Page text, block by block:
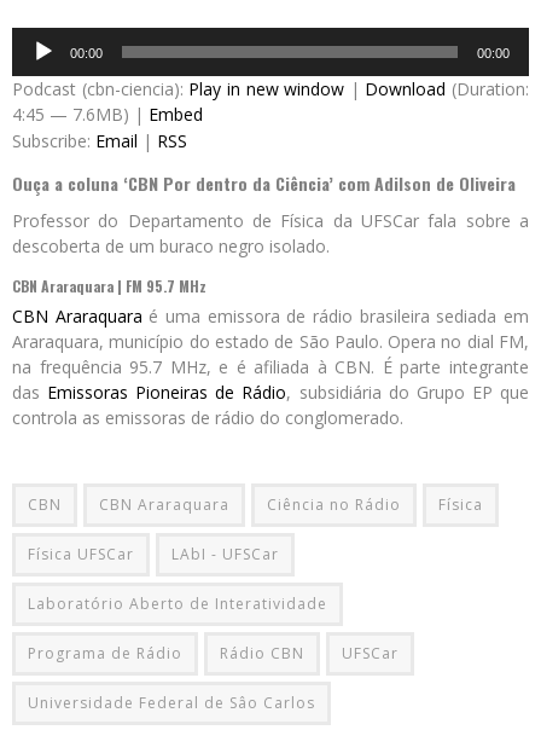
Audio
Player
00:00 00:00
Podcast (cbn-ciencia): Play in new window | Download (Duration:
4:45 — 7.6MB) | Embed
Subscribe: Email | RSS
Ouça a coluna ‘CBN Por dentro da Ciência’ com Adilson de Oliveira
Professor do Departamento de Física da UFSCar fala sobre a
descoberta de um buraco negro isolado.
CBN Araraquara | FM 95.7 MHz
CBN Araraquara é uma emissora de rádio brasileira sediada em
Araraquara, município do estado de São Paulo. Opera no dial FM,
na frequência 95.7 MHz, e é afiliada à CBN. É parte integrante
das Emissoras Pioneiras de Rádio, subsidiária do Grupo EP que
controla as emissoras de rádio do conglomerado.
CBN CBN Araraquara Ciência no Rádio Física
Física UFSCar LAbI - UFSCar
Laboratório Aberto de Interatividade
Programa de Rádio Rádio CBN UFSCar
Universidade Federal de Sâo Carlos